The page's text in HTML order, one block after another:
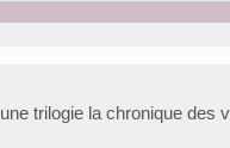
trilogie la chronique des